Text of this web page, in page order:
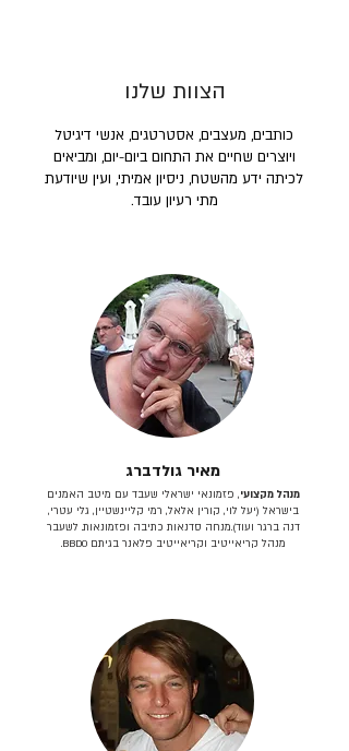
הצוות שלנו
כותבים, מעצבים, אסטרטגים, אנשי דיגיטל
ויוצרים שחיים את התחום ביום-יום, ומביאים
לכיתה ידע מהשטח, ניסיון אמיתי, ועין שיודעת
מתי רעיון עובד.
מאיר גולדברג
מנהל מקצועי, פזמונאי ישראלי שעבד עם מיטב האמנים
בישראל (יעל לוי, קורין אלאל, רמי קליינשטיין, גלי עטרי,
דנה ברגר ועוד).מנחה סדנאות כתיבה ופזמונאות. לשעבר
מנהל קריאייטיב וקריאייטיב פלאנר בגיתם BBDO.